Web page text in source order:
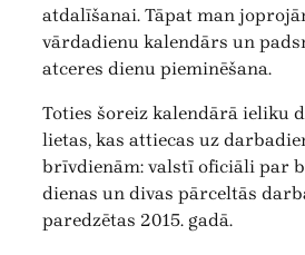
atdalīšanai. Tāpat man
vārdadienu kalendārs un
atceres dienu pieminēšana.
Toties šoreiz kalendārā ieliku
lietas, kas attiecas uz
brīvdienām: valstī oficiāli par
dienas un divas pārceltās
paredzētas 2015. gadā.